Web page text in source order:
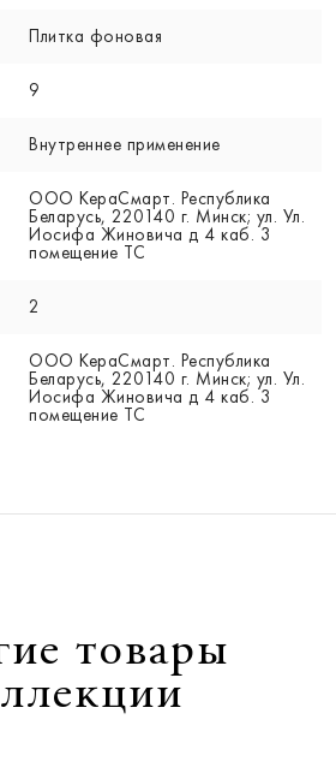
Плитка фоновая
9
Внутреннее применение
ООО КераСмарт. Республика
Беларусь, 220140 г. Минск; ул. Ул.
Иосифа Жиновича д 4 каб. 3
помещение ТС
2
ООО КераСмарт. Республика
Беларусь, 220140 г. Минск; ул. Ул.
Иосифа Жиновича д 4 каб. 3
помещение ТС
товары